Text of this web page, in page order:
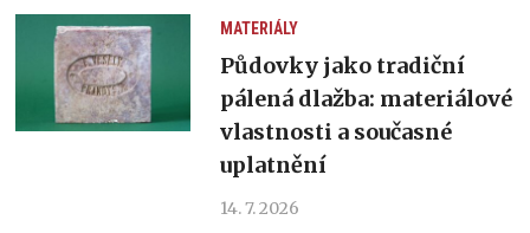
MATERIÁLY
Půdovky jako tradiční
pálená dlažba: materiálové
vlastnosti a současné
uplatnění
14. 7. 2026